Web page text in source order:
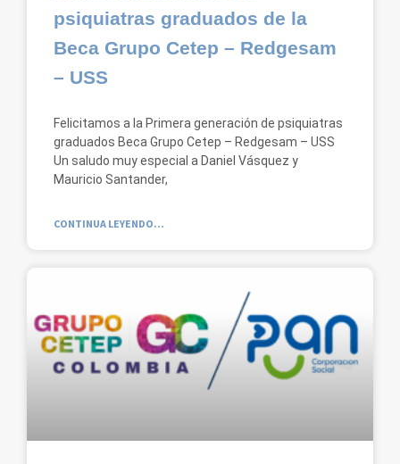
psiquiatras graduados de la
Beca Grupo Cetep – Redgesam
– USS
Felicitamos a la Primera generación de psiquiatras
graduados Beca Grupo Cetep – Redgesam – USS
Un saludo muy especial a Daniel Vásquez y
Mauricio Santander,
CONTINUA LEYENDO...